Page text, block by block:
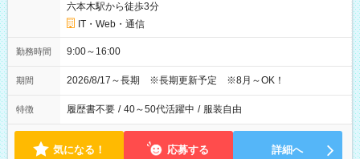
六本木駅から徒歩3分
IT・Web・通信
勤務時間 9:00～16:00
期間 2026/8/17～長期 ※長期更新予定 ※8月～OK！
特徴 履歴書不要 / 40～50代活躍中 / 服装自由
気になる！ 応募する 詳細へ